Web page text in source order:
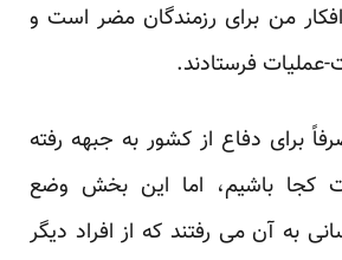
من برای رزمندگان مضر است و
عملیات فرستادند.
برای دفاع از کشور به جبهه رفته
کجا باشیم، اما این بخش وضع
به آن می‌ رفتند که از افراد دیگر